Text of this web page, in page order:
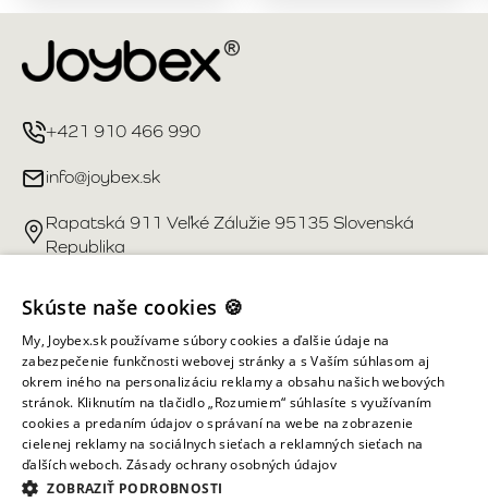
+421 910 466 990
info@joybex.sk
Rapatská 911 Veľké Zálužie 95135 Slovenská
Republika
Užitočné odkazy
Účet
Informácie obchodu
Všetky práva vyhradené ©
Skúste naše cookies 🍪
My, Joybex.sk používame súbory cookies a ďalšie údaje na
zabezpečenie funkčnosti webovej stránky a s Vaším súhlasom aj
okrem iného na personalizáciu reklamy a obsahu našich webových
stránok. Kliknutím na tlačidlo „Rozumiem“ súhlasíte s využívaním
cookies a predaním údajov o správaní na webe na zobrazenie
cielenej reklamy na sociálnych sieťach a reklamných sieťach na
ďalších weboch. Zásady ochrany osobných údajov
ZOBRAZIŤ PODROBNOSTI